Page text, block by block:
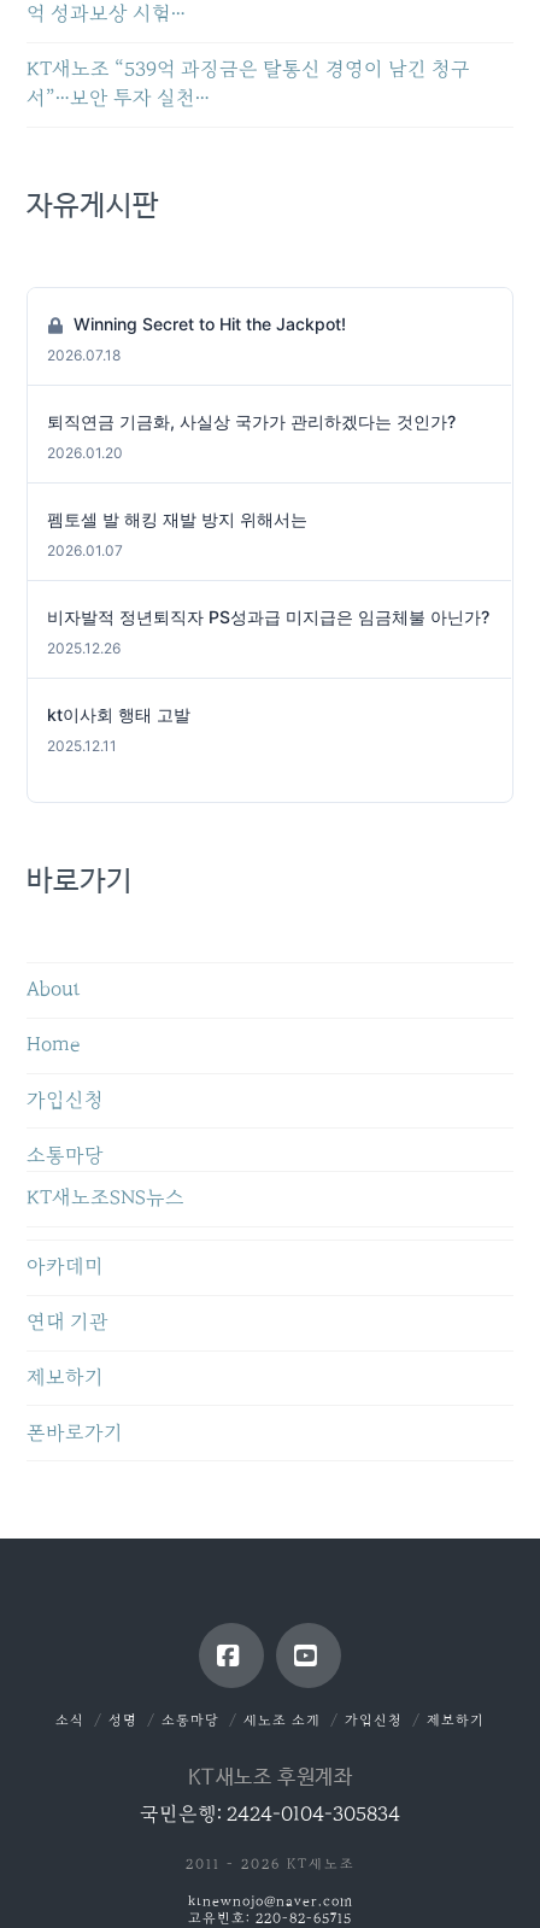
억 성과보상 시험…
KT새노조 “539억 과징금은 탈통신 경영이 남긴 청구
서”…보안 투자 실천…
자유게시판
Winning Secret to Hit the Jackpot!
2026.07.18
퇴직연금 기금화, 사실상 국가가 관리하겠다는 것인가?
2026.01.20
펨토셀 발 해킹 재발 방지 위해서는
2026.01.07
비자발적 정년퇴직자 PS성과급 미지급은 임금체불 아닌가?
2025.12.26
kt이사회 행태 고발
2025.12.11
바로가기
About
Home
가입신청
소통마당
KT새노조SNS뉴스
아카데미
연대 기관
제보하기
폰바로가기
FacebookYouTube
소식 성명 소통마당 새노조 소개 가입신청 제보하기
KT새노조 후원계좌
국민은행: 2424-0104-305834
2011 - 2026 KT새노조
ktnewnojo@naver.com
고유번호: 220-82-65715